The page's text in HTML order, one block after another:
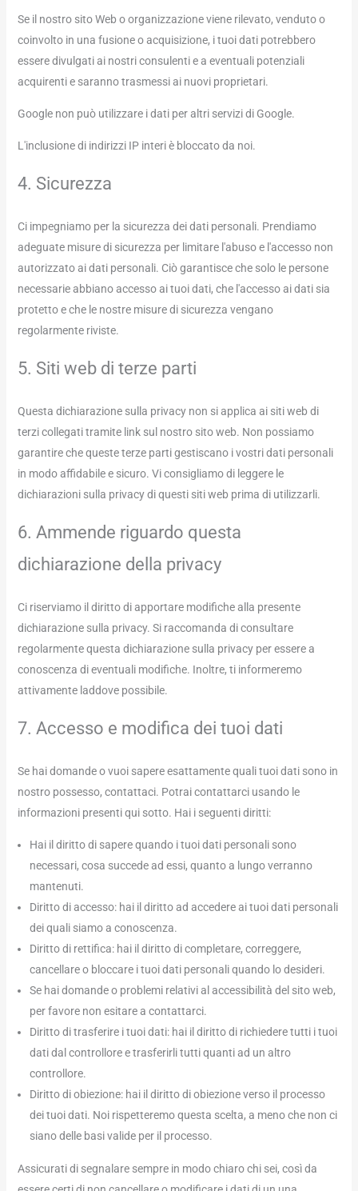
Se il nostro sito Web o organizzazione viene rilevato, venduto o
coinvolto in una fusione o acquisizione, i tuoi dati potrebbero
essere divulgati ai nostri consulenti e a eventuali potenziali
acquirenti e saranno trasmessi ai nuovi proprietari.
Google non può utilizzare i dati per altri servizi di Google.
L'inclusione di indirizzi IP interi è bloccato da noi.
4. Sicurezza
Ci impegniamo per la sicurezza dei dati personali. Prendiamo
adeguate misure di sicurezza per limitare l'abuso e l'accesso non
autorizzato ai dati personali. Ciò garantisce che solo le persone
necessarie abbiano accesso ai tuoi dati, che l'accesso ai dati sia
protetto e che le nostre misure di sicurezza vengano
regolarmente riviste.
5. Siti web di terze parti
Questa dichiarazione sulla privacy non si applica ai siti web di
terzi collegati tramite link sul nostro sito web. Non possiamo
garantire che queste terze parti gestiscano i vostri dati personali
in modo affidabile e sicuro. Vi consigliamo di leggere le
dichiarazioni sulla privacy di questi siti web prima di utilizzarli.
6. Ammende riguardo questa
dichiarazione della privacy
Ci riserviamo il diritto di apportare modifiche alla presente
dichiarazione sulla privacy. Si raccomanda di consultare
regolarmente questa dichiarazione sulla privacy per essere a
conoscenza di eventuali modifiche. Inoltre, ti informeremo
attivamente laddove possibile.
7. Accesso e modifica dei tuoi dati
Se hai domande o vuoi sapere esattamente quali tuoi dati sono in
nostro possesso, contattaci. Potrai contattarci usando le
informazioni presenti qui sotto. Hai i seguenti diritti:
Hai il diritto di sapere quando i tuoi dati personali sono
necessari, cosa succede ad essi, quanto a lungo verranno
mantenuti.
Diritto di accesso: hai il diritto ad accedere ai tuoi dati personali
dei quali siamo a conoscenza.
Diritto di rettifica: hai il diritto di completare, correggere,
cancellare o bloccare i tuoi dati personali quando lo desideri.
Se hai domande o problemi relativi al accessibilità del sito web,
per favore non esitare a contattarci.
Diritto di trasferire i tuoi dati: hai il diritto di richiedere tutti i tuoi
dati dal controllore e trasferirli tutti quanti ad un altro
controllore.
Diritto di obiezione: hai il diritto di obiezione verso il processo
dei tuoi dati. Noi rispetteremo questa scelta, a meno che non ci
siano delle basi valide per il processo.
Assicurati di segnalare sempre in modo chiaro chi sei, così da